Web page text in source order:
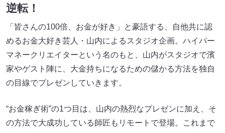
逆転！
「皆さんの100倍、お金が好き」と豪語する、自他共に認
めるお金大好き芸人・山内によるスタジオ企画。ハイパー
マネークリエイターという名のもと、山内がスタジオで濱
家やゲスト陣に、大金持ちになるための儲かる方法を独自
の目線でプレゼンしていきます。
“お金稼ぎ術”の1つ目は、山内の熱烈なプレゼンに加え、そ
の方法で大成功している師匠もリモートで登場。これまで